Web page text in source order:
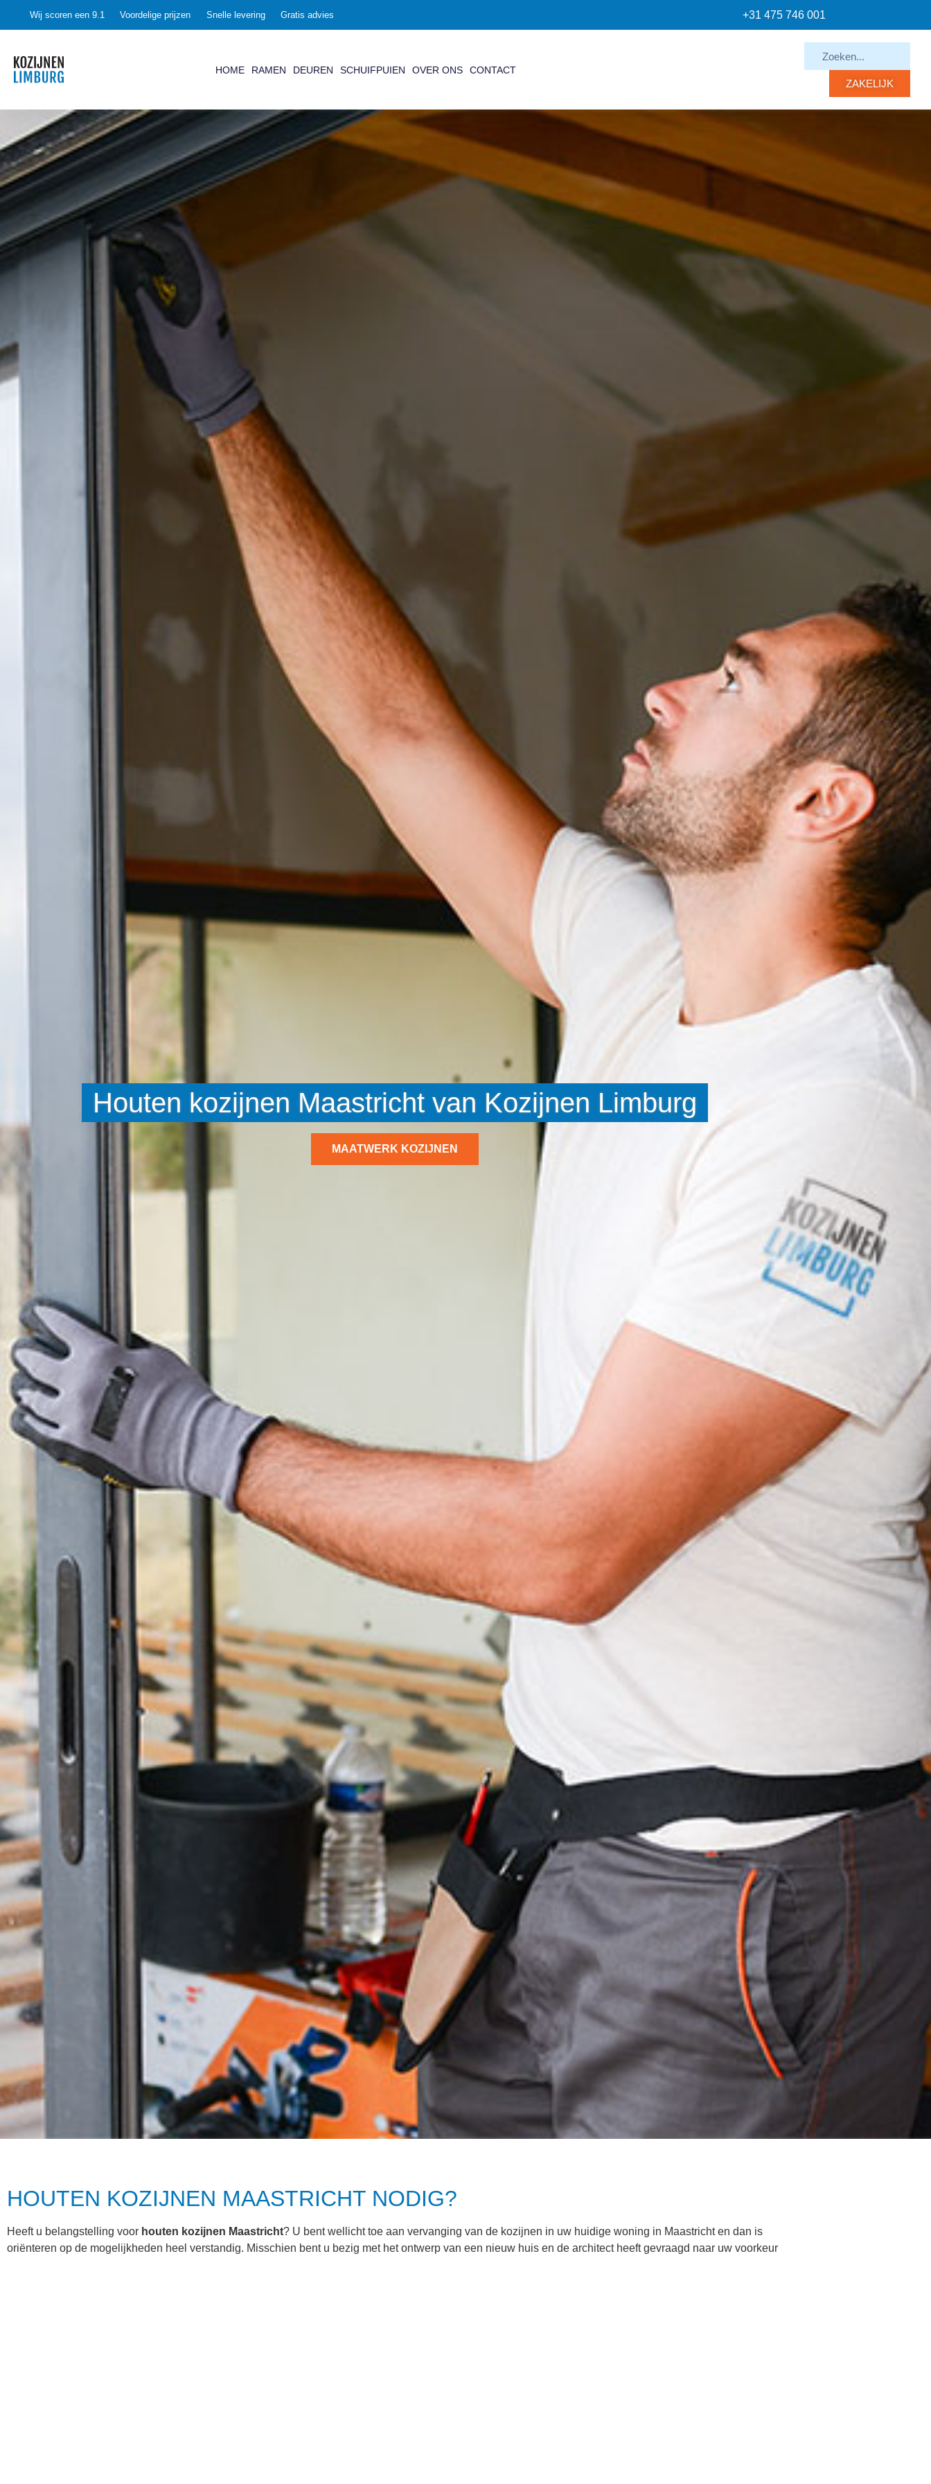
Wij scoren een 9.1 Voordelige prijzen Snelle levering Gratis advies +31 475 746 001
HOME RAMEN DEUREN SCHUIFPUIEN OVER ONS CONTACT
ZAKELIJK
Houten kozijnen Maastricht van Kozijnen Limburg
MAATWERK KOZIJNEN
HOUTEN KOZIJNEN MAASTRICHT NODIG?
Heeft u belangstelling voor houten kozijnen Maastricht? U bent wellicht toe aan vervanging van de kozijnen in uw huidige woning in Maastricht en dan is
oriënteren op de mogelijkheden heel verstandig. Misschien bent u bezig met het ontwerp van een nieuw huis en de architect heeft gevraagd naar uw voorkeur